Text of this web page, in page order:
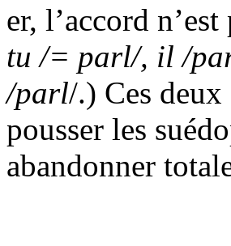
er, l’accord
tu /= parl/, il /
/parl/.) Ces
pousser les
abandonner